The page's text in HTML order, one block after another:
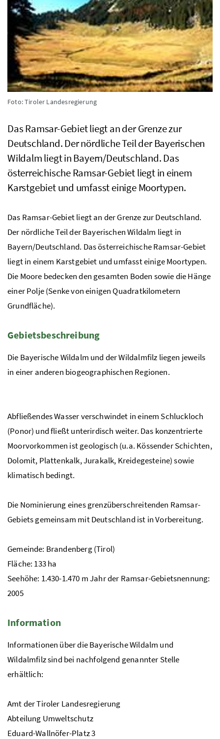
Foto: Tiroler Landesregierung
Das Ramsar-Gebiet liegt an der Grenze zur
Deutschland. Der nördliche Teil der Bayerischen
Wildalm liegt in Bayern/Deutschland. Das
österreichische Ramsar-Gebiet liegt in einem
Karstgebiet und umfasst einige Moortypen.
Das Ramsar-Gebiet liegt an der Grenze zur Deutschland.
Der nördliche Teil der Bayerischen Wildalm liegt in
Bayern/Deutschland. Das österreichische Ramsar-Gebiet
liegt in einem Karstgebiet und umfasst einige Moortypen.
Die Moore bedecken den gesamten Boden sowie die Hänge
einer Polje (Senke von einigen Quadratkilometern
Grundfläche).
Gebietsbeschreibung
Die Bayerische Wildalm und der Wildalmfilz liegen jeweils
in einer anderen biogeographischen Regionen.
Abfließendes Wasser verschwindet in einem Schluckloch
(Ponor) und fließt unterirdisch weiter. Das konzentrierte
Moorvorkommen ist geologisch (u.a. Kössender Schichten,
Dolomit, Plattenkalk, Jurakalk, Kreidegesteine) sowie
klimatisch bedingt.
Die Nominierung eines grenzüberschreitenden Ramsar-
Gebiets gemeinsam mit Deutschland ist in Vorbereitung.
Gemeinde: Brandenberg (Tirol)
Fläche: 133ha
Seehöhe: 1.430-1.470 mJahr der Ramsar-Gebietsnennung:
2005
Information
Informationen über die Bayerische Wildalm und
Wildalmfilz sind bei nachfolgend genannter Stelle
erhältlich:
Amt der Tiroler Landesregierung
Abteilung Umweltschutz
Eduard-Wallnöfer-Platz 3